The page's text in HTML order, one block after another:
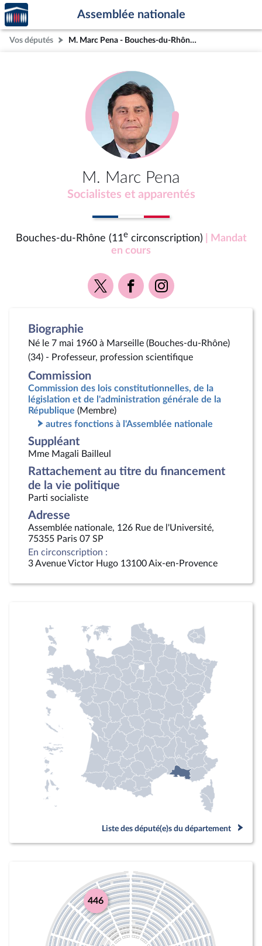
Aller au contenu
Aller en bas de la page
Accèder
à la
page
d'accueil
Assemblée nationale
Vos députés M. Marc Pena - Bouches-du-Rhône (11e circonscription)
M. Marc Pena
Socialistes et apparentés
Bouches-du-Rhône (11ecirconscription)
| Mandat
en cours
Voir
la
Voir
la
Voir
la
Biographie
Né le 7 mai 1960 à Marseille (Bouches-du-Rhône)
(34) - Professeur, profession scientifique
Commission
Commission des lois constitutionnelles, de la
législation et de l'administration générale de la
République (Membre)
autres fonctions à l'Assemblée nationale
Suppléant
Mme Magali Bailleul
Rattachement au titre du financement
de la vie politique
Parti socialiste
Adresse
Assemblée nationale, 126 Rue de l'Université,
75355 Paris 07 SP
En circonscription :
3 Avenue Victor Hugo 13100 Aix-en-Provence
Liste des député(e)s du département
446